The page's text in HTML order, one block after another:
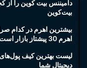
دامیننس بیت کوین را از
بیت‌کوین
بیشترین اهرم در کدام
اهرم 30 پیشتاز بازار است!
دیجیتال شما